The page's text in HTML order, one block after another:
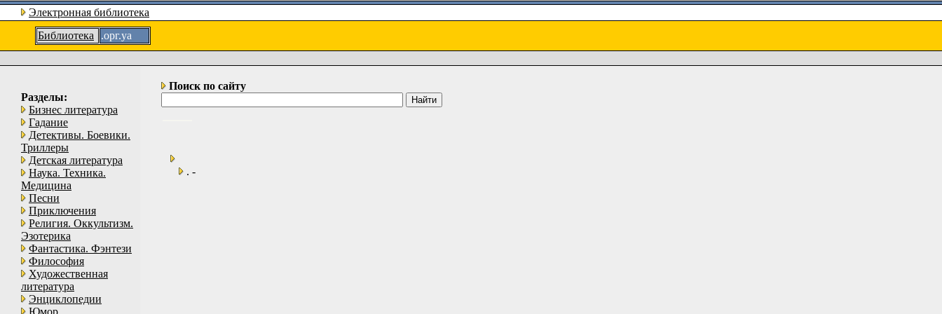
Электронная библиотека
Библиотека
.орг.уа
Разделы:
Бизнес литература
Гадание
Детективы. Боевики.
Триллеры
Детская литература
Наука. Техника.
Медицина
Песни
Приключения
Религия. Оккультизм.
Эзотерика
Фантастика. Фэнтези
Философия
Художественная
литература
Энциклопедии
Юмор
Поиск по сайту
. -